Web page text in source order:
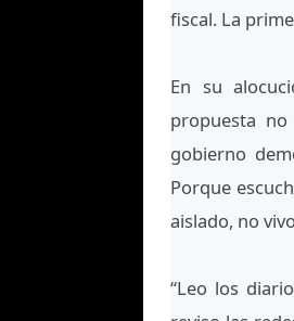
fiscal. La
En su
propuesta
gobierno
Porque
aislado, no
“Leo los